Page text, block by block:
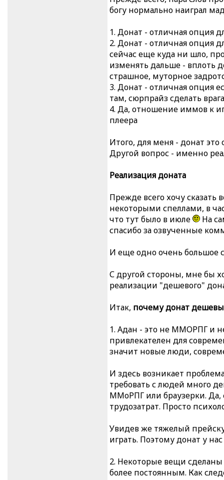
богу нормально наиграл
1. Донат - отличная опция
2. Донат - отличная опция
сейчас еще куда ни шло,
изменять дальше - вплоть
страшное, муторное
3. Донат - отличная опция
там, сюрпрайз сделать
4. Да, отношение иммов к
плеера
Итого, для меня - донат
Другой вопрос - именно
Реализация доната
Прежде всего хочу сказать
некоторыми спеллами, в
что тут было в июле
На
спасибо за озвученные
И еще одно очень большое
С другой стороны, мне бы
реализации "дешевого"
Итак, почему донат
1. Адан - это не ММОРПГ и
привлекателен для
значит новые люди,
И здесь возникает
требовать с людей много
ММоРПГ или браузерки. Да,
трудозатрат. Просто
Увидев же тяжелый
играть. Поэтому донат у
2. Некоторые вещи
более постоянным. Как